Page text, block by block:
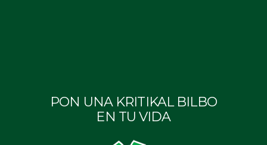
PON UNA KRITIKAL BILBO
EN TU VIDA